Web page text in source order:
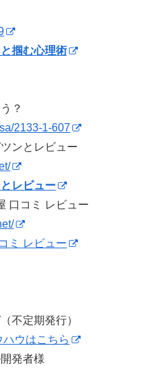
掴む心理術
？
2133-1-607
とレビュー
レビュー
口コミ レビュー
ミ レビュー
定期発行）
ウはこちら
発者様